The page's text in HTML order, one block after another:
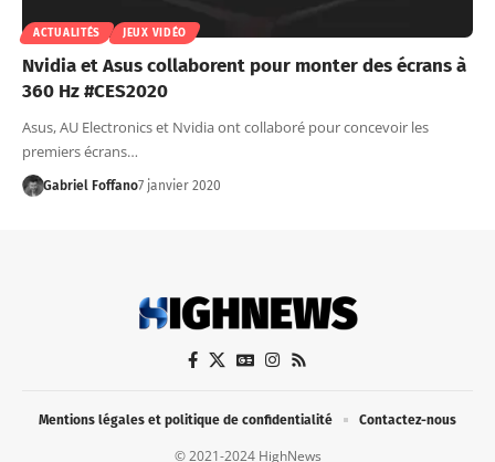
ACTUALITÉS JEUX VIDÉO
Nvidia et Asus collaborent pour monter des écrans à
360 Hz #CES2020
Asus, AU Electronics et Nvidia ont collaboré pour concevoir les
premiers écrans…
Gabriel Foffano7 janvier 2020
© 2021-2024 HighNews
Mentions légales et politique de confidentialité Contactez-nous